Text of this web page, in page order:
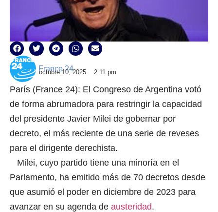
France 24
octubre 10, 2025 2:11 pm
París (France 24): El Congreso de Argentina votó
de forma abrumadora para restringir la capacidad
del presidente Javier Milei de gobernar por
decreto, el más reciente de una serie de reveses
para el dirigente derechista.
Milei, cuyo partido tiene una minoría en el
Parlamento, ha emitido más de 70 decretos desde
que asumió el poder en diciembre de 2023 para
avanzar en su agenda de austeridad.